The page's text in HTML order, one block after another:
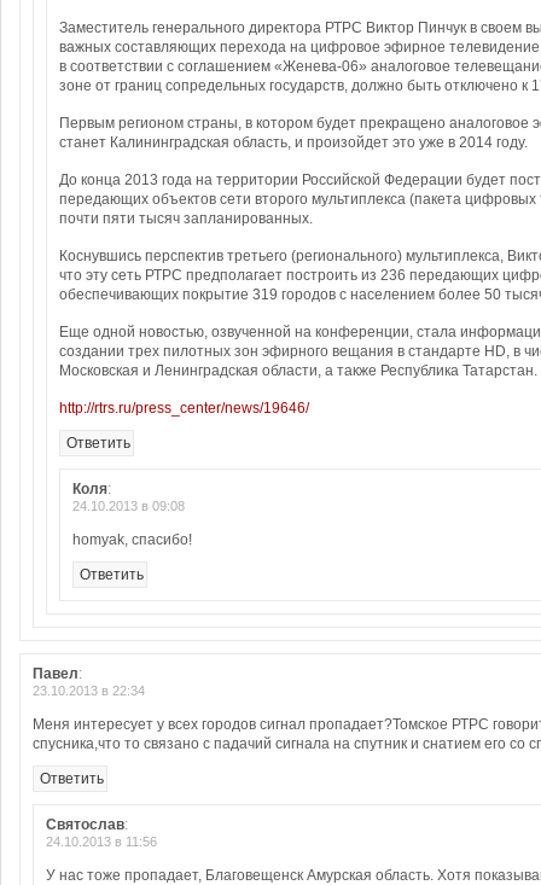
Заместитель генерального директора РТРС Виктор Пинчук в своем
важных составляющих перехода на цифровое эфирное
в соответствии с соглашением «Женева-06» аналоговое
зоне от границ сопредельных государств, должно быть отключено к
Первым регионом страны, в котором будет прекращено аналоговое
станет Калининградская область, и произойдет это уже в 2014 году.
До конца 2013 года на территории Российской Федерации будет
передающих объектов сети второго мультиплекса (пакета
почти пяти тысяч запланированных.
Коснувшись перспектив третьего (регионального) мультиплекса,
что эту сеть РТРС предполагает построить из 236 передающих
обеспечивающих покрытие 319 городов с населением более 50
Еще одной новостью, озвученной на конференции, стала
создании трех пилотных зон эфирного вещания в стандарте HD, в
Московская и Ленинградская области, а также Республика Татарстан.
http://rtrs.ru/press_center/news/19646/
Ответить
Коля:
24.10.2013 в 09:08
homyak, спасибо!
Ответить
Павел:
23.10.2013 в 22:34
Меня интересует у всех городов сигнал пропадает?Томское РТРС
спусника,что то связано с падачий сигнала на спутник и снатием его со
Ответить
Святослав:
24.10.2013 в 11:56
У нас тоже пропадает, Благовещенск Амурская область. Хотя